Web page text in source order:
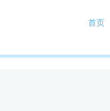
首页